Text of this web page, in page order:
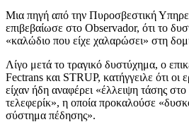
Μια πηγή από την Πυροσβεστική
επιβεβαίωσε στο Observador, ότι το
«καλώδιο που είχε χαλαρώσει» στη
Λίγο μετά το τραγικό δυστύχημα, ο
Fectrans και STRUP, κατήγγειλε ότι οι
είχαν ήδη αναφέρει «έλλειψη τάσης
τελεφερίκ», η οποία προκαλούσε
σύστημα πέδησης».